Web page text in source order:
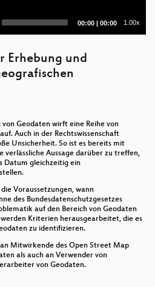
Agglomeration
in der RoboCup Rescue
League
WPS Projekt
Neues in GRASS
GIS 7
OpenStreetMap Daten mit
CE?
Datenquellen mit einer
Datenbank
Current
00:00 | Total
00:00 1.00x
Erhebung und
Geodaten wirft eine Reihe von
Auch in der Rechtswissenschaft
Unsicherheit. So ist es bereits mit
verlässliche Aussage darüber zu treffen,
Datum gleichzeitig ein
Voraussetzungen, wann
des Bundesdatenschutzgesetzes
auf den Bereich von Geodaten
werden Kriterien herausgearbeitet, die es
zu identifizieren.
Mitwirkende des Open Street Map
als auch an Verwender von
von Geodaten.